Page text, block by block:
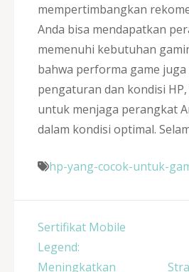
mempertimbangkan
Anda bisa mendapatkan
memenuhi kebutuhan
bahwa performa game
pengaturan dan kondisi
untuk menjaga perangkat
dalam kondisi optimal.
hp-yang-cocok-untuk-
Post
navigation
Sertifikat Mobile
Legend:
Meningkatkan